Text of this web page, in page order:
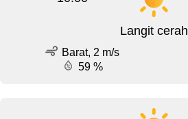
Langit cerah
Barat, 2 m/s
59 %